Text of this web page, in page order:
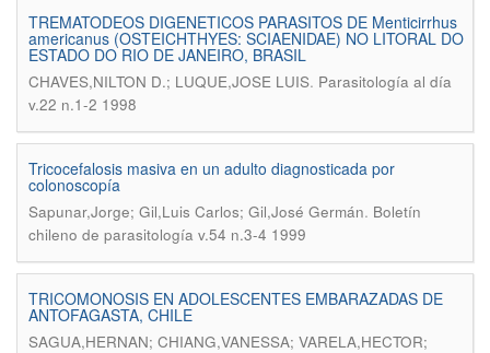
TREMATODEOS DIGENETICOS PARASITOS DE Menticirrhus
americanus (OSTEICHTHYES: SCIAENIDAE) NO LITORAL DO
ESTADO DO RIO DE JANEIRO, BRASIL
CHAVES,NILTON D.; LUQUE,JOSE LUIS. Parasitología al día
v.22 n.1-2 1998
Tricocefalosis masiva en un adulto diagnosticada por
colonoscopía
Sapunar,Jorge; Gil,Luis Carlos; Gil,José Germán. Boletín
chileno de parasitología v.54 n.3-4 1999
TRICOMONOSIS EN ADOLESCENTES EMBARAZADAS DE
ANTOFAGASTA, CHILE
SAGUA,HERNAN; CHIANG,VANESSA; VARELA,HECTOR;